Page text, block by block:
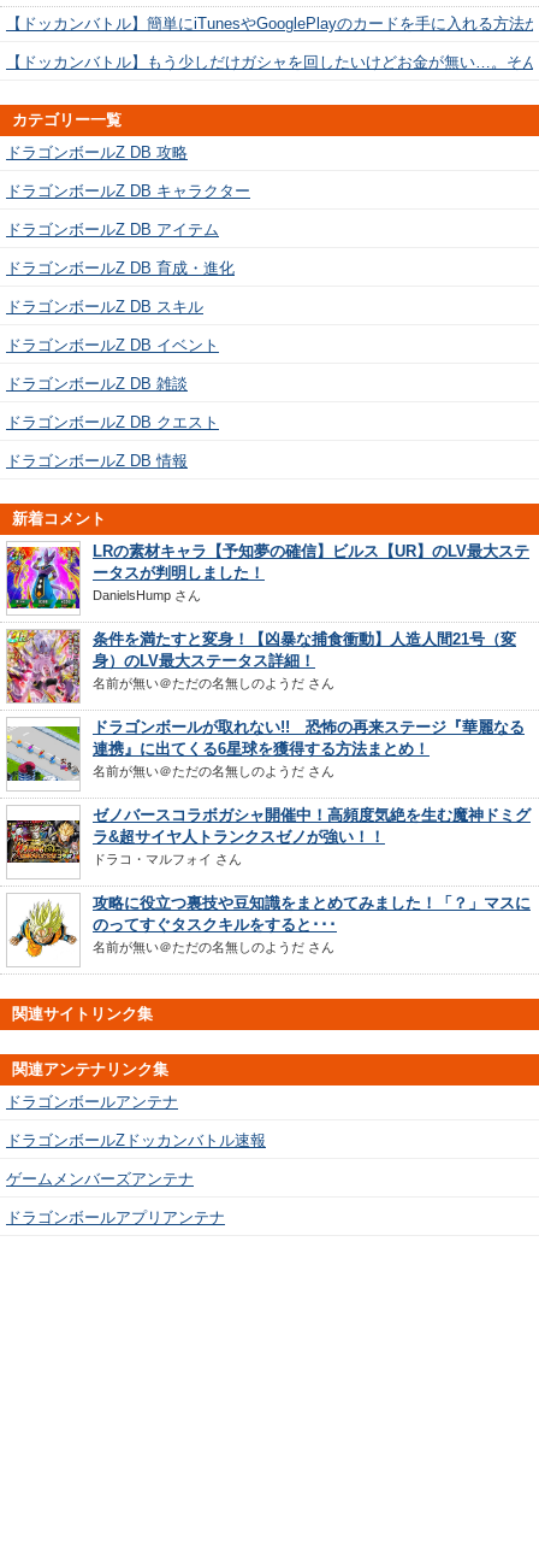
【ドッカンバトル】簡単にiTunesやGooglePlayのカードを手に入れる方法
【ドッカンバトル】もう少しだけガシャを回したいけどお金が無い…。そ
カテゴリー一覧
ドラゴンボールZ DB 攻略
ドラゴンボールZ DB キャラクター
ドラゴンボールZ DB アイテム
ドラゴンボールZ DB 育成・進化
ドラゴンボールZ DB スキル
ドラゴンボールZ DB イベント
ドラゴンボールZ DB 雑談
ドラゴンボールZ DB クエスト
ドラゴンボールZ DB 情報
新着コメント
LRの素材キャラ【予知夢の確信】ビルス【UR】のLV最大ステ
ータスが判明しました！
DanielsHump さん
条件を満たすと変身！【凶暴な捕食衝動】人造人間21号（変
身）のLV最大ステータス詳細！
名前が無い＠ただの名無しのようだ さん
ドラゴンボールが取れない!! 恐怖の再来ステージ『華麗なる
連携』に出てくる6星球を獲得する方法まとめ！
名前が無い＠ただの名無しのようだ さん
ゼノバースコラボガシャ開催中！高頻度気絶を生む魔神ドミグ
ラ&超サイヤ人トランクスゼノが強い！！
ドラコ・マルフォイ さん
攻略に役立つ裏技や豆知識をまとめてみました！「？」マスに
のってすぐタスクキルをすると･･･
名前が無い＠ただの名無しのようだ さん
関連サイトリンク集
関連アンテナリンク集
ドラゴンボールアンテナ
ドラゴンボールZドッカンバトル速報
ゲームメンバーズアンテナ
ドラゴンボールアプリアンテナ